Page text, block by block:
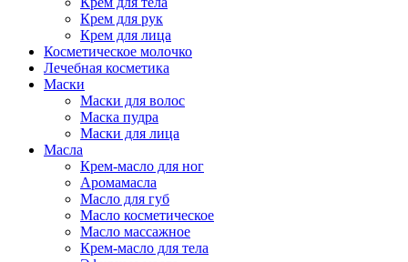
Крем для рук
Крем для лица
Косметическое молочко
Лечебная косметика
Маски
Маски для волос
Маска пудра
Маски для лица
Масла
Крем-масло для ног
Аромамасла
Масло для губ
Масло косметическое
Масло массажное
Крем-масло для тела